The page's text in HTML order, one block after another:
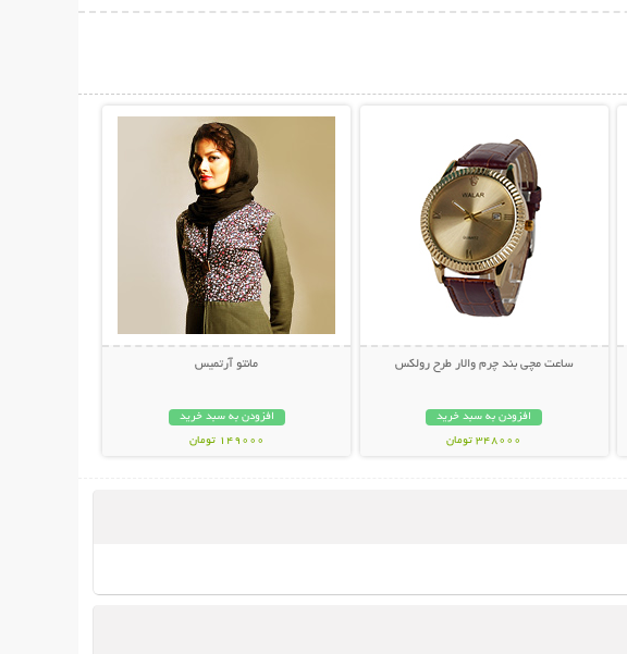
ساعت مچی بند چرم والار طرح رولکس
افزودن به سبد خرید
348000 تومان
مانتو آرتمیس
افزودن به سبد خرید
149000 تومان